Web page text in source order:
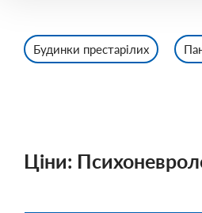
Будинки престарілих
Ціни: